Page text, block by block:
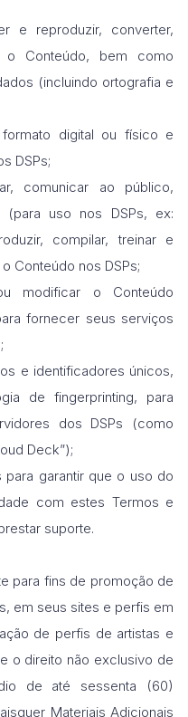
e reproduzir, converter,
o Conteúdo, bem como
(incluindo ortografia e
digital ou físico e
DSPs;
comunicar ao público,
(para uso nos DSPs, ex:
compilar, treinar e
Conteúdo nos DSPs;
modificar o Conteúdo
fornecer seus serviços
e identificadores únicos,
de fingerprinting, para
dos DSPs (como
Deck”);
garantir que o uso do
com estes Termos e
suporte.
para fins de promoção de
em seus sites e perfis em
de perfis de artistas e
o direito não exclusivo de
de até sessenta (60)
Materiais Adicionais